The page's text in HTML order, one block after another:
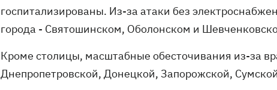
госпитализированы. Из-за атаки без
города - Святошинском, Оболонском и
Кроме столицы, масштабные обесточивания из-за
Днепропетровской, Донецкой, Запорожской,